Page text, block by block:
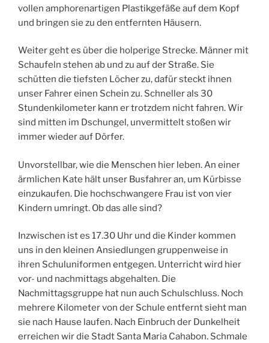
vollen amphorenartigen Plastikgefäße auf dem Kopf
und bringen sie zu den entfernten Häusern.
Weiter geht es über die holperige Strecke. Männer mit
Schaufeln stehen ab und zu auf der Straße. Sie
schütten die tiefsten Löcher zu, dafür steckt ihnen
unser Fahrer einen Schein zu. Schneller als 30
Stundenkilometer kann er trotzdem nicht fahren. Wir
sind mitten im Dschungel, unvermittelt stoßen wir
immer wieder auf Dörfer.
Unvorstellbar, wie die Menschen hier leben. An einer
ärmlichen Kate hält unser Busfahrer an, um Kürbisse
einzukaufen. Die hochschwangere Frau ist von vier
Kindern umringt. Ob das alle sind?
Inzwischen ist es 17.30 Uhr und die Kinder kommen
uns in den kleinen Ansiedlungen gruppenweise in
ihren Schuluniformen entgegen. Unterricht wird hier
vor- und nachmittags abgehalten. Die
Nachmittagsgruppe hat nun auch Schulschluss. Noch
mehrere Kilometer von der Schule entfernt sieht man
sie nach Hause laufen. Nach Einbruch der Dunkelheit
erreichen wir die Stadt Santa Maria Cahabon. Schmale